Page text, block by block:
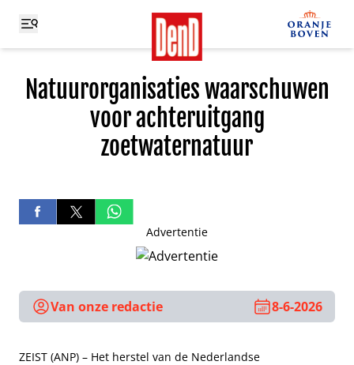
Natuurorganisaties waarschuwen
voor achteruitgang
zoetwaternatuur
Advertentie
Van onze redactie 8-6-2026
ZEIST (ANP) – Het herstel van de Nederlandse